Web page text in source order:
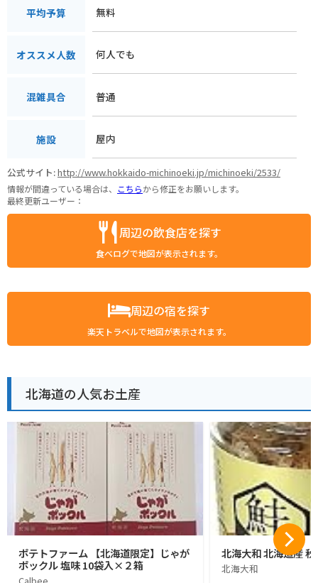
平均予算 無料
オススメ人数 何人でも
混雑具合 普通
施設 屋内
公式サイト:http://www.hokkaido-michinoeki.jp/michinoeki/2533/
情報が間違っている場合は、 こちらから修正をお願いします。
最終更新ユーザー：
周辺の飲食店を探す
食べログで地図が表示されます。
周辺の宿を探す
楽天トラベルで地図が表示されます。
北海道の人気お土産
ポテトファーム 【北海道限定】じゃが
ポックル 塩味 10袋入×２箱
北海大和 北海道産
北海大和